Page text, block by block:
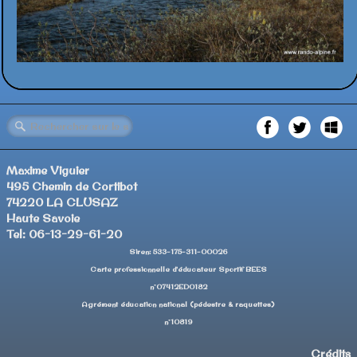
Maxime Viguier
495 Chemin de Cortibot
74220 LA CLUSAZ
Haute Savoie
Tel: 06-13-29-61-20
Siren: 533-175-311-00026
Carte professionnelle d'éducateur Sportif BEES
n°07412ED0182
Agrément éducation national (pédestre & raquettes)
n°10819
Crédits